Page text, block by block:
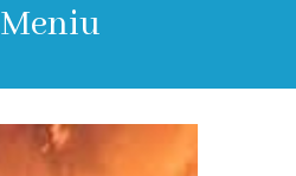
Meniu